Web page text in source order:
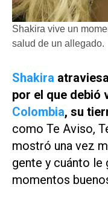
Shakira vive un
salud de un allegado.
Shakira
por el que debió
Colombia, su
como Te Aviso,
mostró una vez
gente y cuánto le
momentos